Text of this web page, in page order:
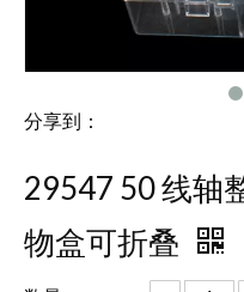
分享到：
29547 50 线轴
物盒可折叠